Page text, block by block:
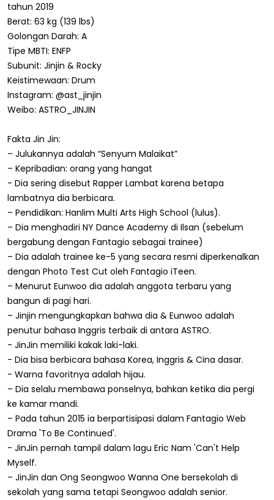
tahun 2019
Berat: 63 kg (139 lbs)
Golongan Darah: A
Tipe MBTI: ENFP
Subunit: Jinjin & Rocky
Keistimewaan: Drum
Instagram: @ast_jinjin
Weibo: ASTRO_JINJIN
Fakta Jin Jin:
– Julukannya adalah “Senyum Malaikat”
– Kepribadian: orang yang hangat
- Dia sering disebut Rapper Lambat karena betapa
lambatnya dia berbicara.
– Pendidikan: Hanlim Multi Arts High School (lulus).
– Dia menghadiri NY Dance Academy di Ilsan (sebelum
bergabung dengan Fantagio sebagai trainee)
– Dia adalah trainee ke-5 yang secara resmi diperkenalkan
dengan Photo Test Cut oleh Fantagio iTeen.
– Menurut Eunwoo dia adalah anggota terbaru yang
bangun di pagi hari.
– Jinjin mengungkapkan bahwa dia & Eunwoo adalah
penutur bahasa Inggris terbaik di antara ASTRO.
- JinJin memiliki kakak laki-laki.
- Dia bisa berbicara bahasa Korea, Inggris & Cina dasar.
- Warna favoritnya adalah hijau.
– Dia selalu membawa ponselnya, bahkan ketika dia pergi
ke kamar mandi.
– Pada tahun 2015 ia berpartisipasi dalam Fantagio Web
Drama 'To Be Continued'.
- JinJin pernah tampil dalam lagu Eric Nam 'Can't Help
Myself.
– JinJin dan Ong Seongwoo Wanna One bersekolah di
sekolah yang sama tetapi Seongwoo adalah senior.